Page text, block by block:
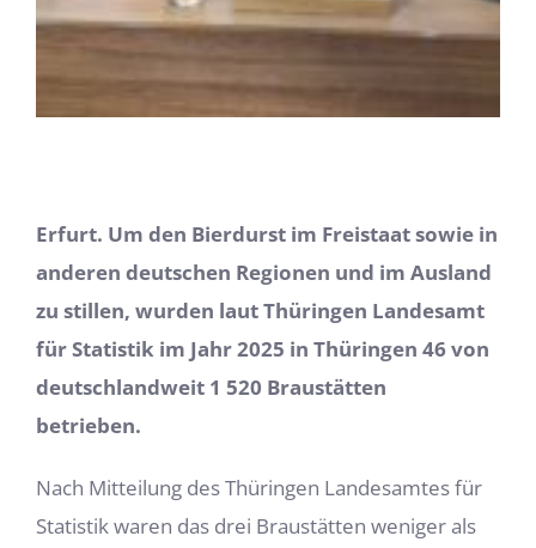
Erfurt. Um den Bierdurst im Freistaat sowie in
anderen deutschen Regionen und im Ausland
zu stillen, wurden laut Thüringen Landesamt
für Statistik im Jahr 2025 in Thüringen 46 von
deutschlandweit 1 520 Braustätten
betrieben.
Nach Mitteilung des Thüringen Landesamtes für
Statistik waren das drei Braustätten weniger als